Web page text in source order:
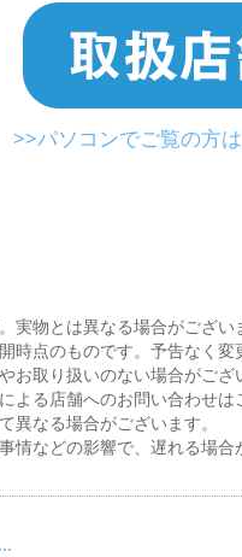
>>パソコンでご覧の方
実物とは異なる場合がござい
時点のものです。予告なく変
お取り扱いのない場合がござ
よる店舗へのお問い合わせは
なる場合がございます。
情などの影響で、遅れる場合
10月4日ローソン限定『リコリス・リコイル ランダム缶バッジ付きスクールバッグ風ポーチ』を発売